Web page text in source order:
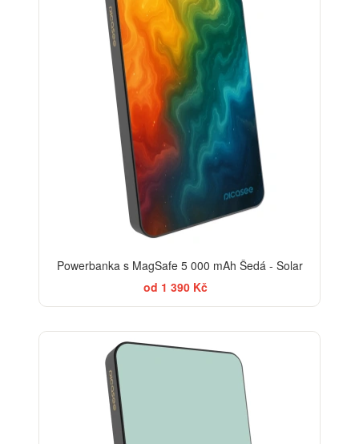
Powerbanka s MagSafe 5 000 mAh Šedá - Solar
od 1 390 Kč